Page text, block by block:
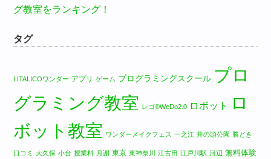
グ教室をランキング！
タグ
LITALICOワンダー アプリ ゲーム プログラミングスクール プロ
グラミング教室 レゴ®WeDo2.0 ロボット
ロ
ボット教室 ワンダーメイクフェス 一之江 井の頭公園 勝どき
口コミ 大久保 小台 授業料 月謝 東京 東神奈川 江古田 江戸川駅 河辺 無料体験